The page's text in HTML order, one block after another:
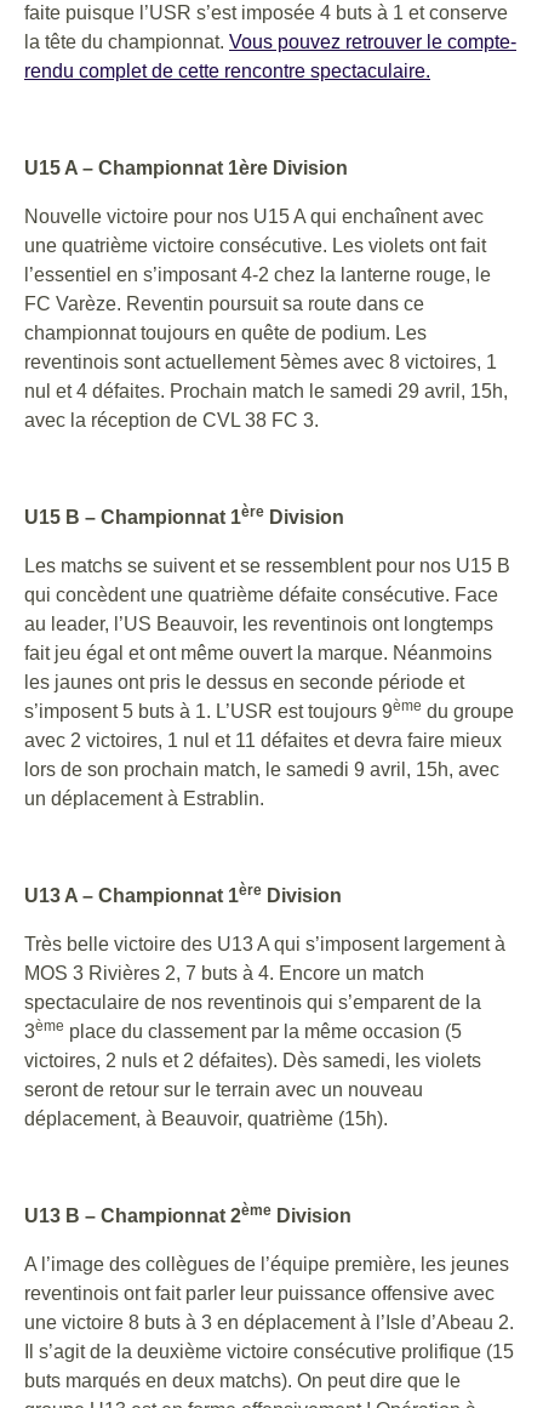
faite puisque l’USR s’est imposée 4 buts à 1 et conserve
la tête du championnat. Vous pouvez retrouver le compte-
rendu complet de cette rencontre spectaculaire.
U15 A – Championnat 1ère Division
Nouvelle victoire pour nos U15 A qui enchaînent avec
une quatrième victoire consécutive. Les violets ont fait
l’essentiel en s’imposant 4-2 chez la lanterne rouge, le
FC Varèze. Reventin poursuit sa route dans ce
championnat toujours en quête de podium. Les
reventinois sont actuellement 5èmes avec 8 victoires, 1
nul et 4 défaites. Prochain match le samedi 29 avril, 15h,
avec la réception de CVL 38 FC 3.
U15 B – Championnat 1ère Division
Les matchs se suivent et se ressemblent pour nos U15 B
qui concèdent une quatrième défaite consécutive. Face
au leader, l’US Beauvoir, les reventinois ont longtemps
fait jeu égal et ont même ouvert la marque. Néanmoins
les jaunes ont pris le dessus en seconde période et
s’imposent 5 buts à 1. L’USR est toujours 9ème du groupe
avec 2 victoires, 1 nul et 11 défaites et devra faire mieux
lors de son prochain match, le samedi 9 avril, 15h, avec
un déplacement à Estrablin.
U13 A – Championnat 1ère Division
Très belle victoire des U13 A qui s’imposent largement à
MOS 3 Rivières 2, 7 buts à 4. Encore un match
spectaculaire de nos reventinois qui s’emparent de la
3ème place du classement par la même occasion (5
victoires, 2 nuls et 2 défaites). Dès samedi, les violets
seront de retour sur le terrain avec un nouveau
déplacement, à Beauvoir, quatrième (15h).
U13 B – Championnat 2ème Division
A l’image des collègues de l’équipe première, les jeunes
reventinois ont fait parler leur puissance offensive avec
une victoire 8 buts à 3 en déplacement à l’Isle d’Abeau 2.
Il s’agit de la deuxième victoire consécutive prolifique (15
buts marqués en deux matchs). On peut dire que le